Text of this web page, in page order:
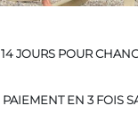
14 JOURS POUR
PAIEMENT EN 3 FOIS